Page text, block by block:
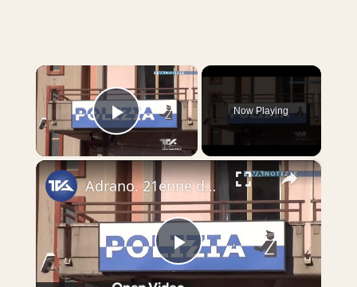
×
Play Video
Now Playing
×
Play
Adrano. 21enne denunciato dalla Polizia di Stato dopo essere stato trovato con un coltello e arnesi